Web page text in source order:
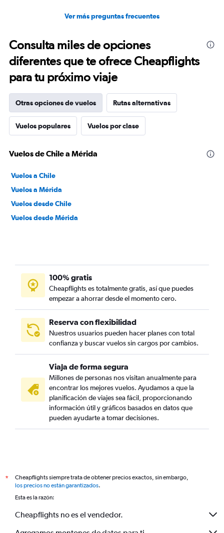
Ver más preguntas frecuentes
Consulta miles de opciones
diferentes que te ofrece Cheapflights
para tu próximo viaje
Otras opciones de vuelos Rutas alternativas
Vuelos populares Vuelos por clase
Vuelos de Chile a Mérida
Vuelos a Chile
Vuelos a Mérida
Vuelos desde Chile
Vuelos desde Mérida
100% gratis
Cheapflights es totalmente gratis, así que puedes
empezar a ahorrar desde el momento cero.
Reserva con flexibilidad
Nuestros usuarios pueden hacer planes con total
confianza y buscar vuelos sin cargos por cambios.
Viaja de forma segura
Millones de personas nos visitan anualmente para
encontrar los mejores vuelos. Ayudamos a que la
planificación de viajes sea fácil, proporcionando
información útil y gráficos basados en datos que
pueden ayudarte a tomar decisiones.
*
Cheapflights siempre trata de obtener precios exactos, sin embargo,
los precios no están garantizados.
Esta es la razón:
Cheapflights no es el vendedor.